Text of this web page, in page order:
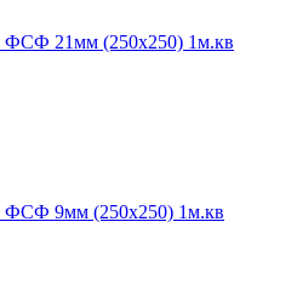
ФСФ 21мм (250х250) 1м.кв
ФСФ 9мм (250х250) 1м.кв